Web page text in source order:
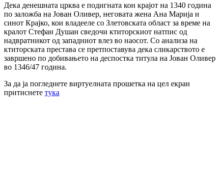
Дека денешната црква е подигната кон крајот на 1340 година
по заложба на Јован Оливер, неговата жена Ана Марија и
синот Крајко, кои владееле со Злетовската област за време на
кралот Стефан Душан сведочи ктиторскиот натпис од
надвратникот од западниот влез во наосот. Со анализа на
ктиторската престава се претпоставува дека сликарството е
завршено по добивањето на деспостка титула на Јован Оливер
во 1346/47 година.
За да ја погледнете виртуелната прошетка на цел екран
притиснете тука